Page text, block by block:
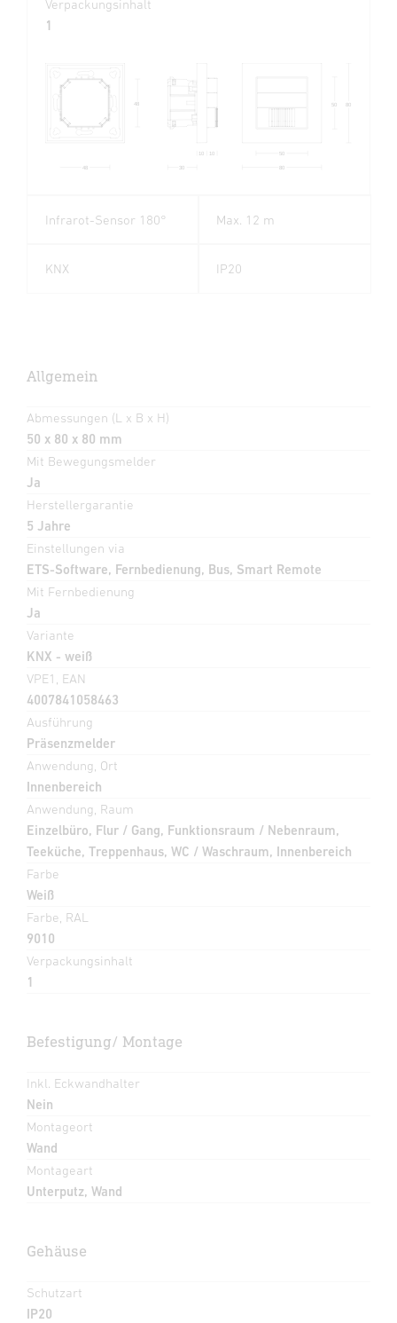
Verpackungsinhalt
1
48
80
80
50
50
48 30
10
10
Infrarot-Sensor 180° Max. 12 m
KNX IP20
Allgemein
Abmessungen (L x B x H)
50 x 80 x 80 mm
Mit Bewegungsmelder
Ja
Herstellergarantie
5 Jahre
Einstellungen via
ETS-Software, Fernbedienung, Bus, Smart Remote
Mit Fernbedienung
Ja
Variante
KNX - weiß
VPE1, EAN
4007841058463
Ausführung
Präsenzmelder
Anwendung, Ort
Innenbereich
Anwendung, Raum
Einzelbüro, Flur / Gang, Funktionsraum / Nebenraum,
Teeküche, Treppenhaus, WC / Waschraum, Innenbereich
Farbe
Weiß
Farbe, RAL
9010
Verpackungsinhalt
1
Befestigung/ Montage
Inkl. Eckwandhalter
Nein
Montageort
Wand
Montageart
Unterputz, Wand
Gehäuse
Schutzart
IP20